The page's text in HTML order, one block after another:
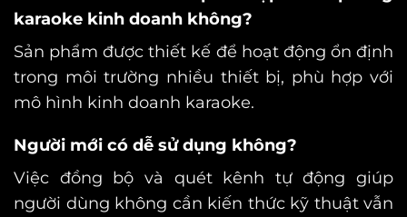
karaoke kinh doanh không?
Sản phẩm được thiết kế để hoạt động ổn định
trong môi trường nhiều thiết bị, phù hợp với
mô hình kinh doanh karaoke.
Người mới có dễ sử dụng không?
Việc đồng bộ và quét kênh tự động giúp
người dùng không cần kiến thức kỹ thuật vẫn